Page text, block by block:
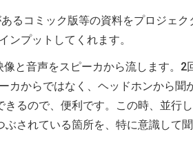
るコミック版等の資料をプロジェク
プットしてくれます。
と音声をスピーカから流します。2
カからではなく、ヘッドホンから聞
るので、便利です。この時、並行
されている箇所を、特に意識して